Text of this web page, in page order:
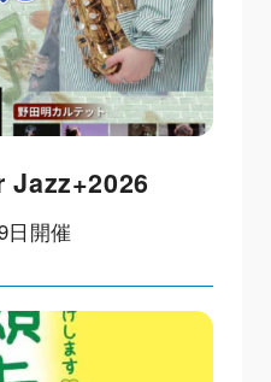
Jazz+2026
開催